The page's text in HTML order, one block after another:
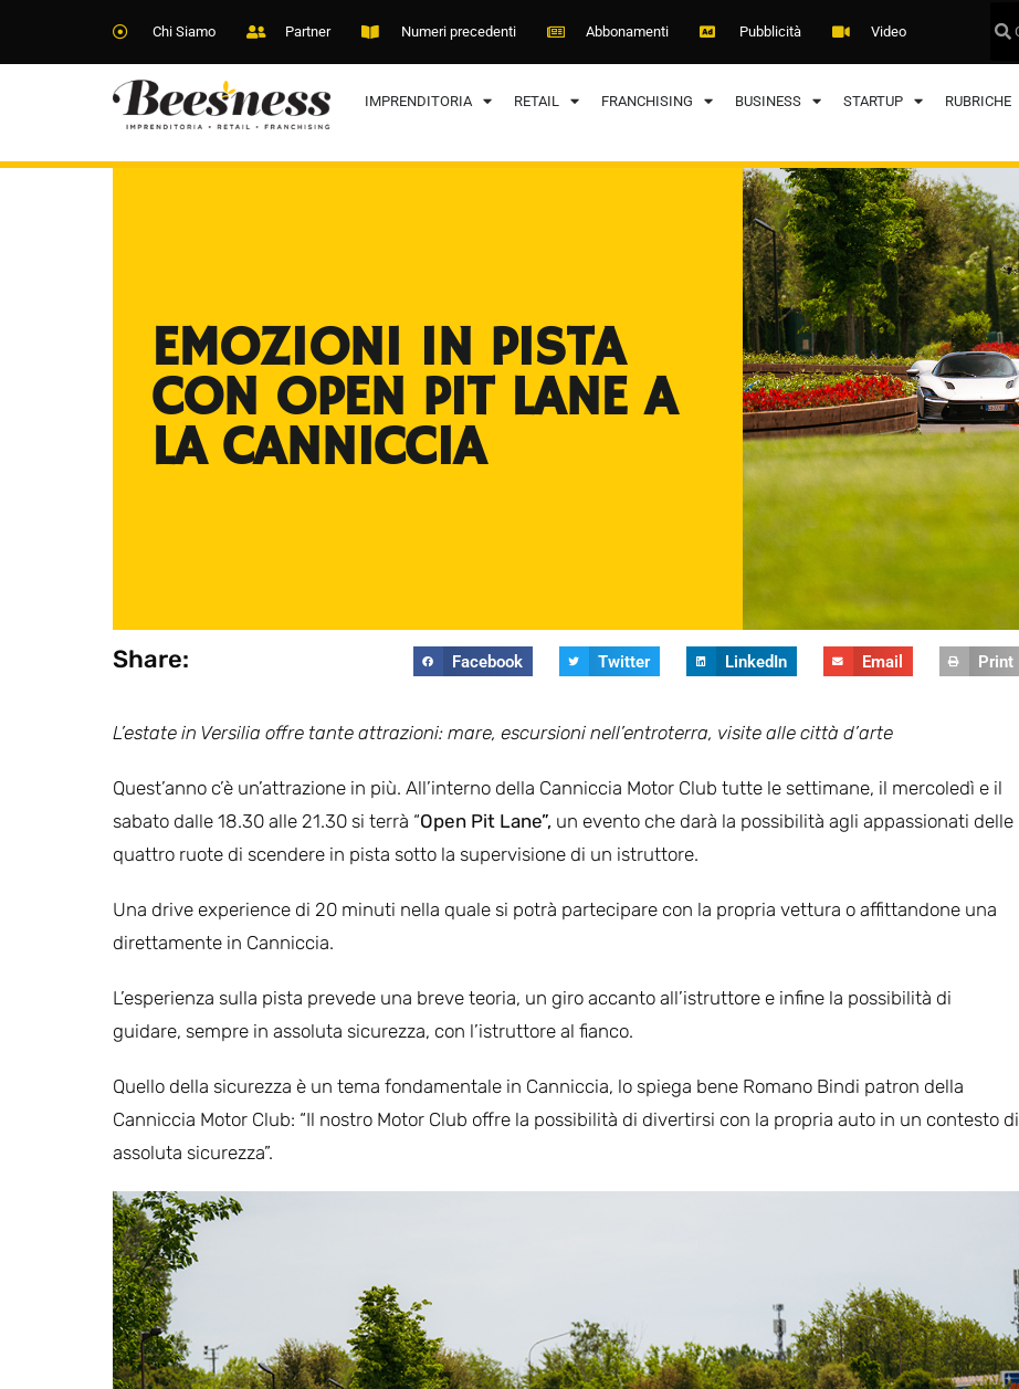
Chi Siamo Partner Numeri precedenti Abbonamenti Pubblicità Video
IMPRENDITORIA RETAIL FRANCHISING BUSINESS STARTUP RUBRICHE
EMOZIONI IN PISTA
CON OPEN PIT LANE A
LA CANNICCIA
Share: Facebook Twitter LinkedIn Email Print
L’estate in Versilia offre tante attrazioni: mare, escursioni nell’entroterra, visite alle città d’arte
Quest’anno c’è un’attrazione in più. All’interno della Canniccia Motor Club tutte le settimane, il mercoledì e il
sabato dalle 18.30 alle 21.30 si terrà “Open Pit Lane”, un evento che darà la possibilità agli appassionati delle
quattro ruote di scendere in pista sotto la supervisione di un istruttore.
Una drive experience di 20 minuti nella quale si potrà partecipare con la propria vettura o affittandone una
direttamente in Canniccia.
L’esperienza sulla pista prevede una breve teoria, un giro accanto all’istruttore e infine la possibilità di
guidare, sempre in assoluta sicurezza, con l’istruttore al fianco.
Quello della sicurezza è un tema fondamentale in Canniccia, lo spiega bene Romano Bindi patron della
Canniccia Motor Club: “Il nostro Motor Club offre la possibilità di divertirsi con la propria auto in un contesto di
assoluta sicurezza”.